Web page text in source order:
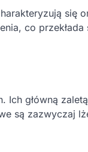
się
co przekłada
Ich główną
są zazwyczaj